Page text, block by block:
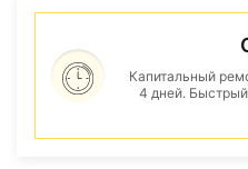
Капитальный
4 дней. Быстрый